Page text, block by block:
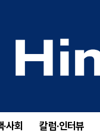
사회 칼럼·인터뷰